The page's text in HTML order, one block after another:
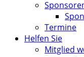
Termine
Helfen Sie
Mitglied